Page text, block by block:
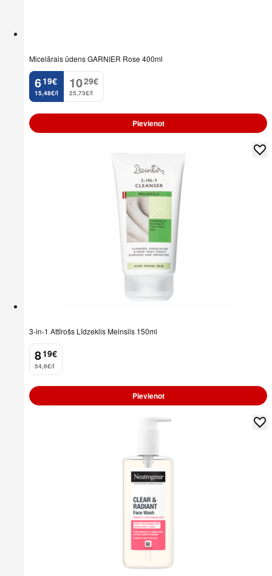
Micelārais ūdens GARNIER Rose 400ml
6
. 19€
15,48€/l
10
. 29€
25,73€/l
Pievienot
3-in-1 Attīrošs Līdzeklis Melnsils 150ml
8
. 19€
54,6€/l
Pievienot